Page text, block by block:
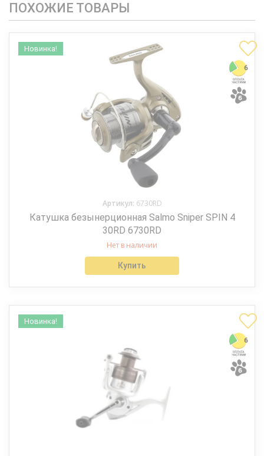
ПОХОЖИЕ ТОВАРЫ
Новинка!
Артикул: 6730RD
Катушка безынерционная Salmo Sniper SPIN 4
30RD 6730RD
Нет в наличии
Купить
Новинка!